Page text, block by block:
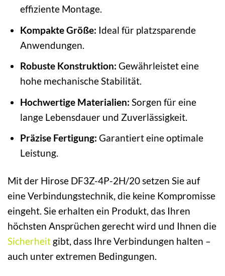
effiziente Montage.
Kompakte Größe: Ideal für platzsparende
Anwendungen.
Robuste Konstruktion: Gewährleistet eine
hohe mechanische Stabilität.
Hochwertige Materialien: Sorgen für eine
lange Lebensdauer und Zuverlässigkeit.
Präzise Fertigung: Garantiert eine optimale
Leistung.
Mit der Hirose DF3Z-4P-2H/20 setzen Sie auf
eine Verbindungstechnik, die keine Kompromisse
eingeht. Sie erhalten ein Produkt, das Ihren
höchsten Ansprüchen gerecht wird und Ihnen die
Sicherheit gibt, dass Ihre Verbindungen halten –
auch unter extremen Bedingungen.